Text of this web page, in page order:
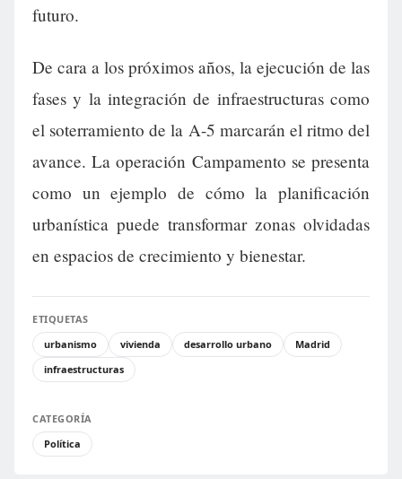
futuro.
De cara a los próximos años, la ejecución de las
fases y la integración de infraestructuras como
el soterramiento de la A-5 marcarán el ritmo del
avance. La operación Campamento se presenta
como un ejemplo de cómo la planificación
urbanística puede transformar zonas olvidadas
en espacios de crecimiento y bienestar.
ETIQUETAS
urbanismo
vivienda desarrollo urbano
Madrid
infraestructuras
CATEGORÍA
Política